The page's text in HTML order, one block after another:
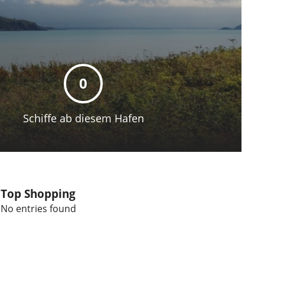
0
Schiffe ab diesem Hafen
Top Shopping
No entries found